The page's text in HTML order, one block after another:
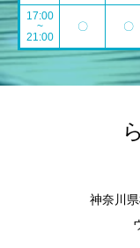
17:00
~
21:00
〇 〇
神奈川